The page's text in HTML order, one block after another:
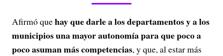
Afirmó quehay que darle a los departamentos y a los
municipios una mayor autonomía para que poco a
poco asuman más competencias, y que, al estar más